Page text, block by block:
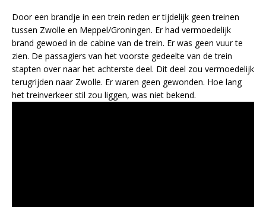
Door een brandje in een trein reden er tijdelijk geen treinen
tussen Zwolle en Meppel/Groningen. Er had vermoedelijk
brand gewoed in de cabine van de trein. Er was geen vuur te
zien. De passagiers van het voorste gedeelte van de trein
stapten over naar het achterste deel. Dit deel zou vermoedelijk
terugrijden naar Zwolle. Er waren geen gewonden. Hoe lang
het treinverkeer stil zou liggen, was niet bekend.